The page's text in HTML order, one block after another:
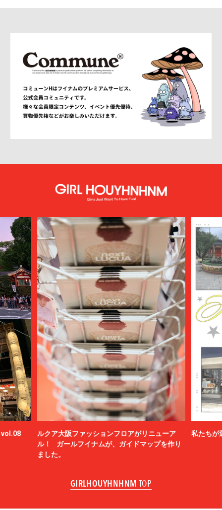
vol.08
ルクア大阪ファッションフロアがリニューア
ル！ ガールフイナムが、ガイドマップを作り
ました。
私たちが
GIRLHOUYHNHNM TOP